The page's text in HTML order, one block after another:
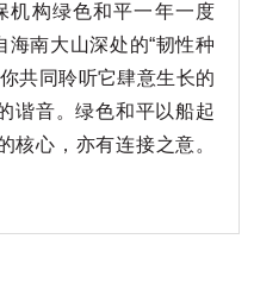
机构绿色和平一年一度
海南大山深处的“韧性种
共同聆听它肆意生长的
谐音。绿色和平以船起
核心，亦有连接之意。